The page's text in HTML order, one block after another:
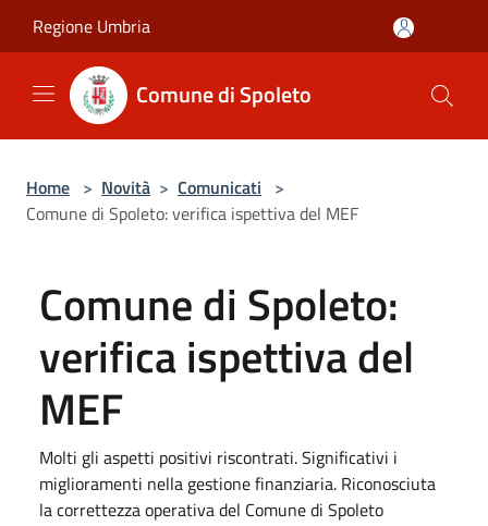
Regione Umbria
Comune di Spoleto
Home > Novità > Comunicati >
Comune di Spoleto: verifica ispettiva del MEF
Comune di Spoleto:
verifica ispettiva del
MEF
Molti gli aspetti positivi riscontrati. Significativi i
miglioramenti nella gestione finanziaria. Riconosciuta
la correttezza operativa del Comune di Spoleto